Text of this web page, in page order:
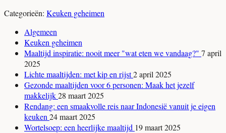
Categorieën: Keuken geheimen
Algemeen
Keuken geheimen
Maaltijd inspiratie: nooit meer "wat eten we vandaag?" 7 april
2025
Lichte maaltijden: met kip en rijst2 april 2025
Gezonde maaltijden voor 6 personen: Maak het jezelf
makkelijk28 maart 2025
Rendang: een smaakvolle reis naar Indonesië vanuit je eigen
keuken 24 maart 2025
Wortelsoep: een heerlijke maaltijd 19 maart 2025